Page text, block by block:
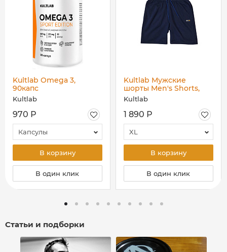
Kultlab Omega 3,
90капс
Kultlab
970 Р
Капсулы
В корзину
В один клик
Kultlab Мужские
шорты Men's Shorts,
тёмно-синие
Kultlab
1 890 Р
XL
В корзину
В один клик
Статьи и подборки